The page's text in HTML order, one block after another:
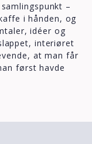
–
i hånden, og
idéer og
interiøret
at man får
først havde